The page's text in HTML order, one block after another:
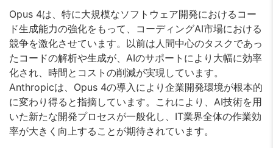
Opus 4は、特に大規模なソフトウェア開発におけるコー
ド生成能力の強化をもって、コーディングAI市場における
競争を激化させています。以前は人間中心のタスクであっ
たコードの解析や生成が、AIのサポートにより大幅に効率
化され、時間とコストの削減が実現しています。
Anthropicは、Opus 4の導入により企業開発環境が根本的
に変わり得ると指摘しています。これにより、AI技術を用
いた新たな開発プロセスが一般化し、IT業界全体の作業効
率が大きく向上することが期待されています。